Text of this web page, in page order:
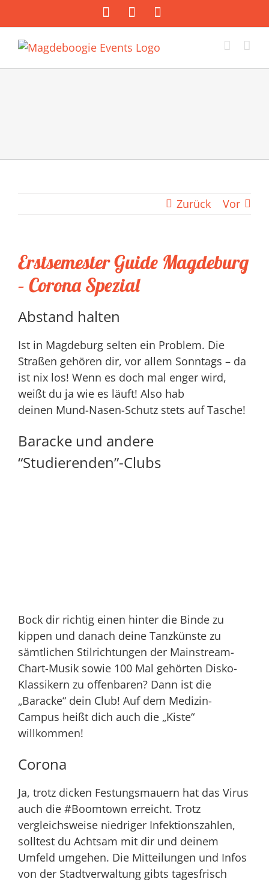
Inhalt
springen
FacebookInstagram
Mail
Zurück Vor
Erstsemester Guide Magdeburg
– Corona Spezial
Abstand halten
Ist in Magdeburg selten ein Problem. Die
Straßen gehören dir, vor allem Sonntags – da
ist nix los! Wenn es doch mal enger wird,
weißt du ja wie es läuft! Also hab
deinen Mund-Nasen-Schutz stets auf Tasche!
Baracke und andere
“Studierenden”-Clubs
Bock dir richtig einen hinter die Binde zu
kippen und danach deine Tanzkünste zu
sämtlichen Stilrichtungen der Mainstream-
Chart-Musik sowie 100 Mal gehörten Disko-
Klassikern zu offenbaren? Dann ist die
„Baracke“ dein Club! Auf dem Medizin-
Campus heißt dich auch die „Kiste“
willkommen!
Corona
Ja, trotz dicken Festungsmauern hat das Virus
auch die #Boomtown erreicht. Trotz
vergleichsweise niedriger Infektionszahlen,
solltest du Achtsam mit dir und deinem
Umfeld umgehen. Die Mitteilungen und Infos
von der Stadtverwaltung gibts tagesfrisch